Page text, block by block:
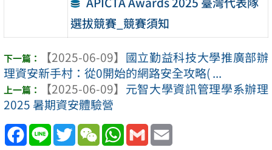
選拔競賽_競賽須知
【2025-06-09】 國立勤益科技大學推廣部辦
理資安新手村：從0開始的網路安全攻略( ...
【2025-06-09】 元智大學資訊管理學系辦理
2025 暑期資安體驗營
Facebook
Line TwitterWeChatWhatsApp
Gmail